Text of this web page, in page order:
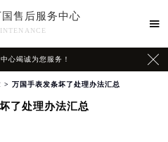
国售后服务中心

心竭诚为您服务！ 
> 万国手表发条坏了处理办法汇总
了处理办法汇总